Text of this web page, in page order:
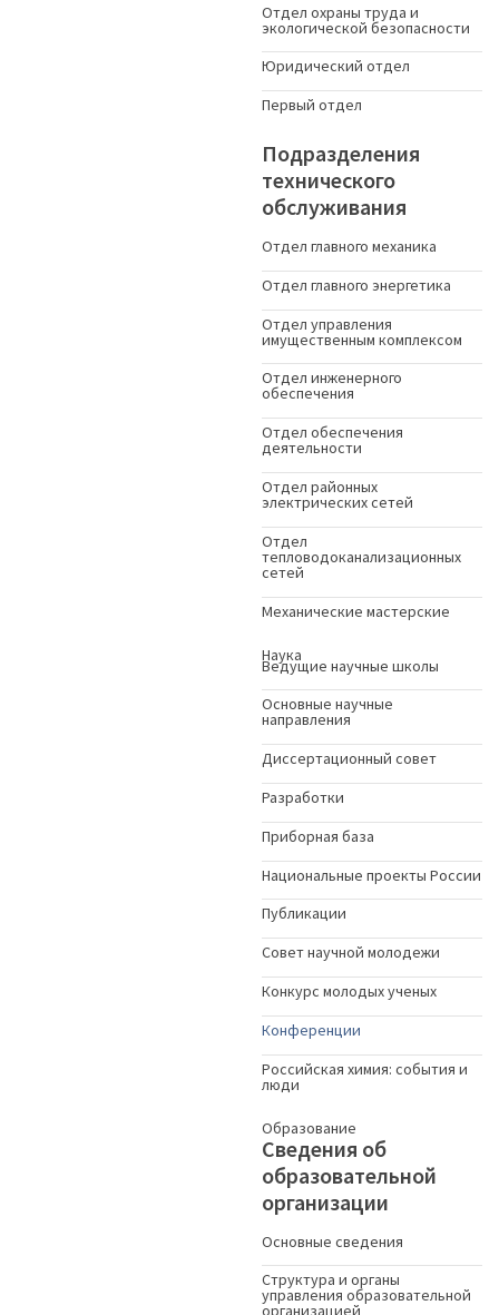
Отдел охраны труда и
экологической безопасности
Юридический отдел
Первый отдел
Подразделения
технического
обслуживания
Отдел главного механика
Отдел главного энергетика
Отдел управления
имущественным комплексом
Отдел инженерного
обеспечения
Отдел обеспечения
деятельности
Отдел районных
электрических сетей
Отдел
тепловодоканализационных
сетей
Механические мастерские
Наука
Ведущие научные школы
Основные научные
направления
Диссертационный совет
Разработки
Приборная база
Национальные проекты России
Публикации
Совет научной молодежи
Конкурс молодых ученыx
Конференции
Российская химия: события и
люди
Образование
Сведения об
образовательной
организации
Основные сведения
Структура и органы
управления образовательной